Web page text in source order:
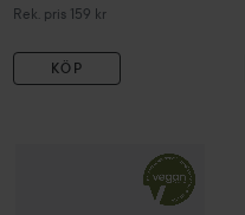
Rek. pris 159 kr
Rekommenderat pris 159 kr
KÖP
485 Princess Charming
Gel CoutureNail Polish